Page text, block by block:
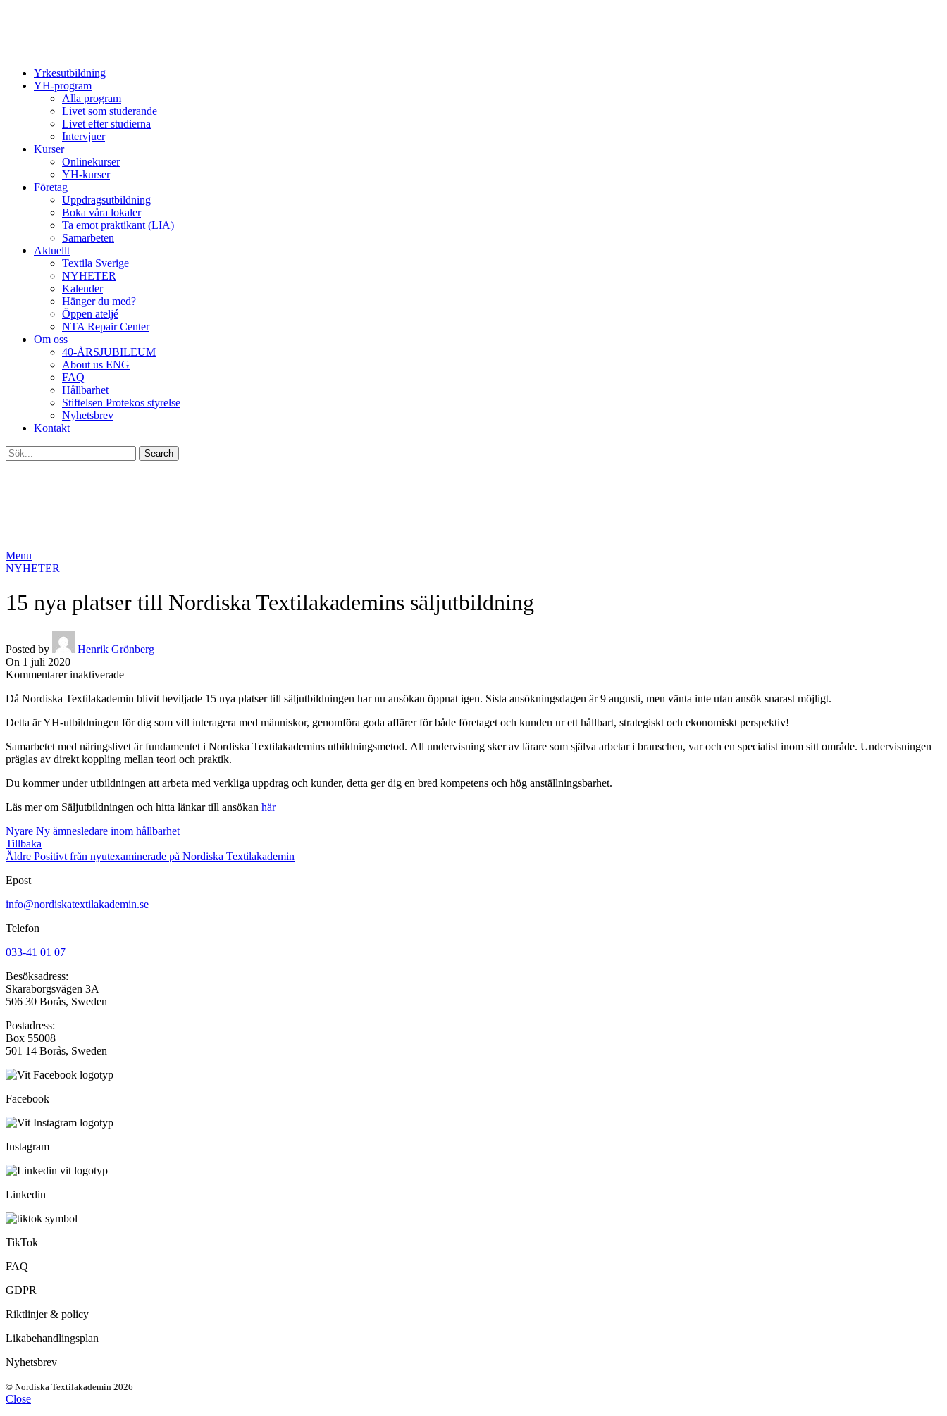
Yrkesutbildning
YH-program
Alla program
Livet som studerande
Livet efter studierna
Intervjuer
Kurser
Onlinekurser
YH-kurser
Företag
Uppdragsutbildning
Boka våra lokaler
Ta emot praktikant (LIA)
Samarbeten
Aktuellt
Textila Sverige
NYHETER
Kalender
Hänger du med?
Öppen ateljé
NTA Repair Center
Om oss
40-ÅRSJUBILEUM
About us ENG
FAQ
Hållbarhet
Stiftelsen Protekos styrelse
Nyhetsbrev
Kontakt
Search
Menu
NYHETER
15 nya platser till Nordiska Textilakademins säljutbildning
Posted by
Henrik Grönberg
On 1 juli 2020
Kommentarer inaktiveradeför
nya
till
Textilakademins
säljutbildning
Då Nordiska Textilakademin blivit beviljade 15 nya platser till säljutbildningen har nu ansökan öppnat igen. Sista ansökningsdagen är 9 augusti, men vänta inte utan ansök snarast möjligt.
Detta är YH-utbildningen för dig som vill interagera med människor, genomföra goda affärer för både företaget och kunden ur ett hållbart, strategiskt och ekonomiskt perspektiv!
Samarbetet med näringslivet är fundamentet i Nordiska Textilakademins utbildningsmetod. All undervisning sker av lärare som själva arbetar i branschen, var och en specialist inom sitt område. Undervisningen
präglas av direkt koppling mellan teori och praktik.
Du kommer under utbildningen att arbeta med verkliga uppdrag och kunder, detta ger dig en bred kompetens och hög anställningsbarhet.
Läs mer om Säljutbildningen och hitta länkar till ansökan här
Nyare Ny ämnesledare inom hållbarhet
Tillbaka
Äldre Positivt från nyutexaminerade på Nordiska Textilakademin
Epost
info@nordiskatextilakademin.se
Telefon
033-41 01 07
Besöksadress:
Skaraborgsvägen 3A
506 30 Borås, Sweden
Postadress:
Box 55008
501 14 Borås, Sweden
Facebook
Instagram
Linkedin
TikTok
FAQ
GDPR
Riktlinjer & policy
Likabehandlingsplan
Nyhetsbrev
© Nordiska Textilakademin 2026
Close